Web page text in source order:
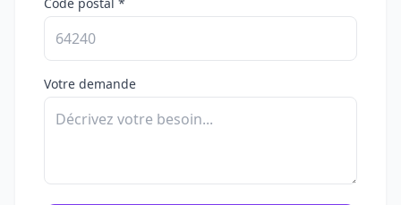
Votre demande